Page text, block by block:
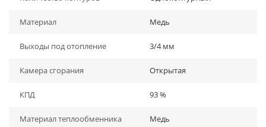
Материал Медь
Выходы под отопление 3/4 мм
Камера сгорания Открытая
КПД 93 %
Материал теплообменника
Медь